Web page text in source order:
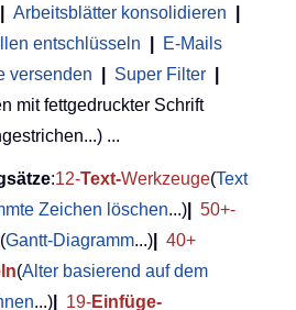
Arbeitsblätter konsolidieren
entschlüsseln
E-Mails
versenden
Super Filter
mit fettgedruckter Schrift
...
:12-Text-Werkzeuge(Text
Zeichen löschen...)
50+-
(Gantt-Diagramm...)
40+
(Alter basierend auf dem
...) 19-Einfüge-